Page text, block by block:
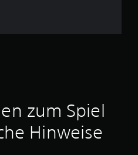
e
u
s
zum Spiel
Hinweise